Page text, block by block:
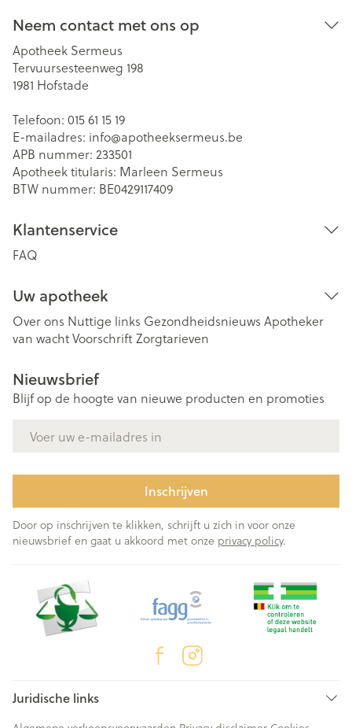
Neem contact met ons op
Apotheek Sermeus
Tervuursesteenweg 198
1981 Hofstade
Telefoon: 015 61 15 19
E-mailadres: info@apotheeksermeus.be
APB nummer: 233501
Apotheek titularis: Marleen Sermeus
BTW nummer: BE0429117409
Klantenservice
FAQ
Uw apotheek
Over ons Nuttige links Gezondheidsnieuws Apotheker
van wachtVoorschriftZorgtarieven
Nieuwsbrief
Blijf op de hoogte van nieuwe producten en promoties
Inschrijven
Door op inschrijven te klikken, schrijft u zich in voor onze
nieuwsbrief en gaat u akkoord met onze privacy policy.
Juridische links